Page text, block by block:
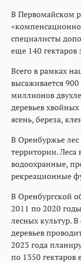
В Первомайском
специалисты
еще 140
Всего в рамках
высаживается
миллионов
деревьев
ясень, береза,
В Оренбуржье
территории.
водоохранные,
рекреационные
В Оренбургской
2011 по 2020
лесных культур.
деревьев
2023 года
по 1350 гектаров